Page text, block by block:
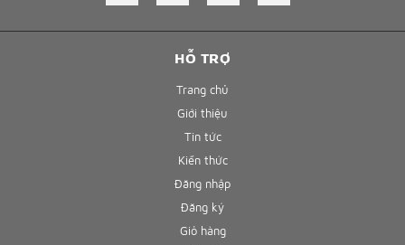
HỖ TRỢ
Trang chủ
Giới thiệu
Tin tức
Kiến thức
Đăng nhập
Đăng ký
Giỏ hàng